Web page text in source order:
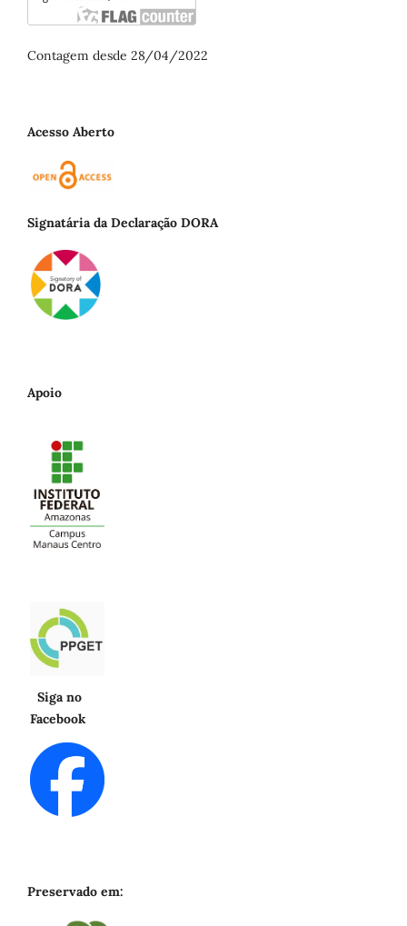
Contagem desde 28/04/2022
Acesso Aberto
Signatária da Declaração DORA
Apoio
Siga no
Facebook
Preservado em: